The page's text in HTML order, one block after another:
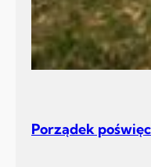
Porządek